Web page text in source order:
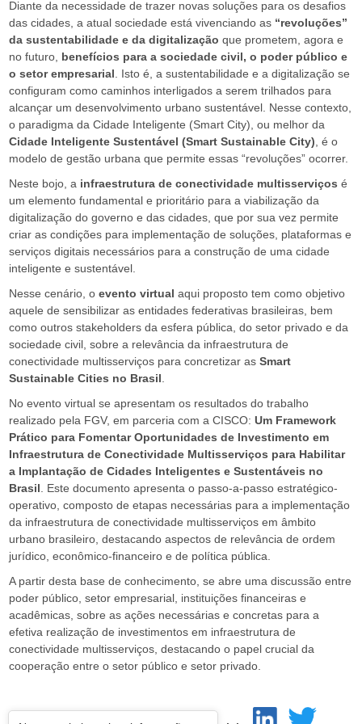
G
V
Diante da necessidade de trazer novas soluções para os desafios
das cidades, a atual sociedade está vivenciando as “revoluções”
da sustentabilidade e da digitalização que prometem, agora e
no futuro, benefícios para a sociedade civil, o poder público e
o setor empresarial . Isto é, a sustentabilidade e a digitalização se
configuram como caminhos interligados a serem trilhados para
alcançar um desenvolvimento urbano sustentável. Nesse contexto,
o paradigma da Cidade Inteligente (Smart City), ou melhor da
Cidade Inteligente Sustentável (Smart Sustainable City) , é o
modelo de gestão urbana que permite essas “revoluções” ocorrer.
Neste bojo, a infraestrutura de conectividade multisserviços é
um elemento fundamental e prioritário para a viabilização da
digitalização do governo e das cidades, que por sua vez permite
criar as condições para implementação de soluções, plataformas e
serviços digitais necessários para a construção de uma cidade
inteligente e sustentável.
Nesse cenário, oevento virtual aqui proposto tem como objetivo
aquele de sensibilizar as entidades federativas brasileiras, bem
como outros stakeholders da esfera pública, do setor privado e da
sociedade civil, sobre a relevância da infraestrutura de
conectividade multisserviços para concretizar asSmart
Sustainable Cities no Brasil
No evento virtual se apresentam os resultados do trabalho
realizado pela FGV, em parceria com a CISCO:Um Framework
Prático para Fomentar Oportunidades de Investimento em
Infraestrutura de Conectividade Multisserviços para Habilitar
a Implantação de Cidades Inteligentes e Sustentáveis no
Brasil . Este documento apresenta o passo-a-passo estratégico-
operativo, composto de etapas necessárias para a implementação
da infraestrutura de conectividade multisserviços em âmbito
urbano brasileiro, destacando aspectos de relevância de ordem
jurídico, econômico-financeiro e de política pública.
A partir desta base de conhecimento, se abre uma discussão entre
poder público, setor empresarial, instituições financeiras e
acadêmicas, sobre as ações necessárias e concretas para a
efetiva realização de investimentos em infraestrutura de
conectividade multisserviços, destacando o papel crucial da
cooperação entre o setor público e setor privado.